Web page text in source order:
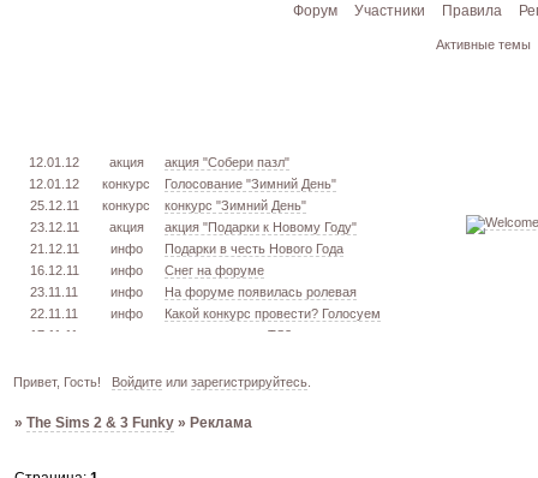
Форум Участники Правила
Активные темы
12.01.12 акция
акция "Собери пазл"
12.01.12
конкурс
Голосование "Зимний День"
25.12.11
конкурс
конкурс "Зимний День"
23.12.11
акция
акция "Подарки к Новому Году"
21.12.11
инфо
Подарки в честь Нового Года
16.12.11
инфо
Снег на форуме
23.11.11
инфо
На форуме появилась ролевая
22.11.11
инфо
Какой конкурс провести? Голосуем
17.11.11
извлекаем меш. TS3
15.11.11
урок
создаём свою обувь! TS3
03.10.11
инфо
город из GTA VC в игре TS3
Привет, Гость! Войдитеили зарегистрируйтесь.
»The Sims 2 & 3 Funky » Реклама